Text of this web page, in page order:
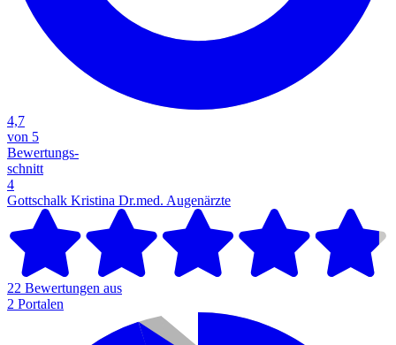
4,7
von 5
Bewertungs-
schnitt
4
Gottschalk Kristina Dr.med. Augenärzte
22 Bewertungen aus
2 Portalen